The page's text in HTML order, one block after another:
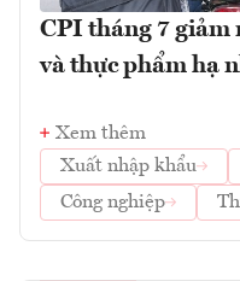
CPI tháng 7 giảm
và thực phẩm hạ
Xem thêm
Xuất nhập khẩu
Công nghiệp